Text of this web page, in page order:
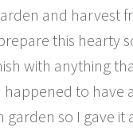
and harvest
this hearty
with anything
to have
garden so I gave it